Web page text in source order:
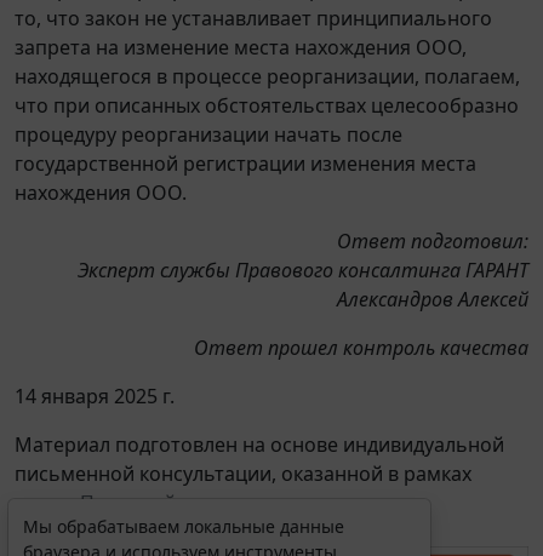
то, что закон не устанавливает принципиального
запрета на изменение места нахождения ООО,
находящегося в процессе реорганизации, полагаем,
что при описанных обстоятельствах целесообразно
процедуру реорганизации начать после
государственной регистрации изменения места
нахождения ООО.
Ответ подготовил:
Эксперт службы Правового консалтинга ГАРАНТ
Александров Алексей
Ответ прошел контроль качества
14 января 2025 г.
Материал подготовлен на основе индивидуальной
письменной консультации, оказанной в рамках
Правовой консалтинг
Мы обрабатываем локальные данные